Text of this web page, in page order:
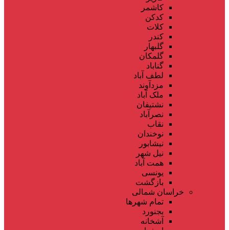
کاشمر
کدکن
کلات
کندر
گلبهار
گلمکان
گناباد
لطف آباد
مزدآوند
ملک آباد
نشتیفان
نصرآباد
نقاب
نوخندان
نیشابور
نیل شهر
همت آباد
یونسی
بازگشت
خراسان شمالی
تمام شهر‌ها
بجنورد
آشخانه